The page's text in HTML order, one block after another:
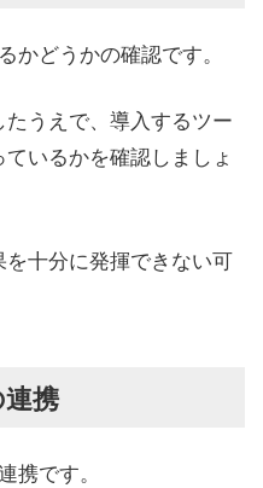
かどうかの確認です。
うえで、導入するツー
いるかを確認しましょ
十分に発揮できない可
携
携です。